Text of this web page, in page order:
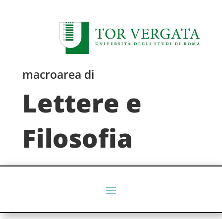
macroarea di
Lettere e
Filosofia